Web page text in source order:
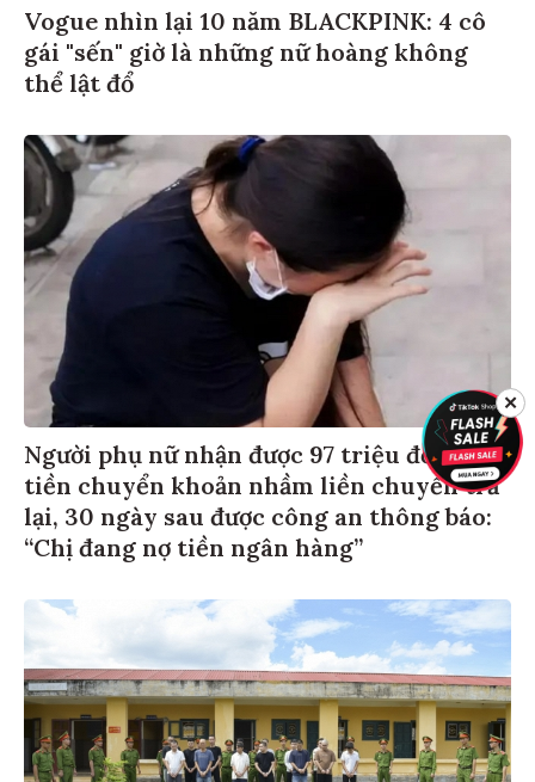
Vogue nhìn lại 10 năm BLACKPINK: 4 cô
gái "sến" giờ là những nữ hoàng không
thể lật đổ
Người phụ nữ nhận được 97 triệu đồng
tiền chuyển khoản nhầm liền chuyển trả
lại, 30 ngày sau được công an thông báo:
“Chị đang nợ tiền ngân hàng”
✕